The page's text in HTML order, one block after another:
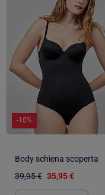
-10%
Body schiena scoperta
39,95 € 35,95 €